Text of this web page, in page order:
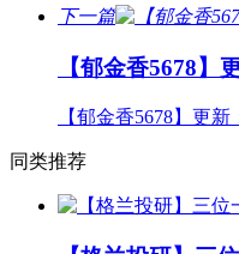
下一篇
【郁金香5678】
【郁金香5678】更
同类推荐